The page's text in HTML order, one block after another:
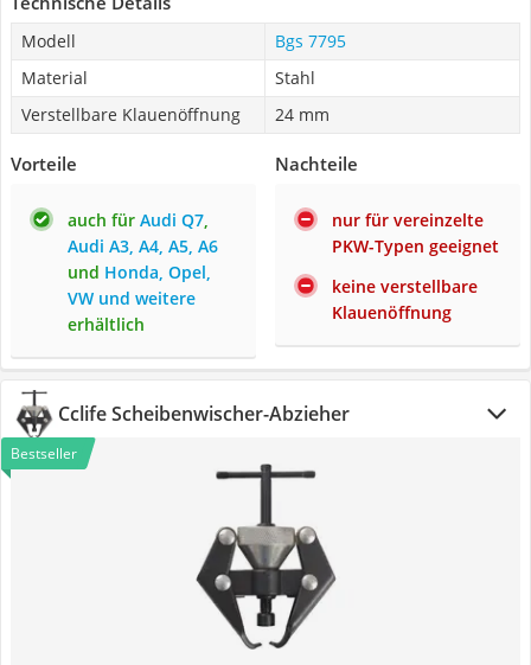
Modell
Bgs 7795
Material
Stahl
Verstellbare Klauenöffnung
24 mm
Vorteile
auch für Audi Q7,
Audi A3, A4, A5, A6
und Honda, Opel,
VW und weitere
erhältlich
Nachteile
nur für vereinzelte
PKW-Typen geeignet
keine verstellbare
Klauenöffnung
Cclife Scheibenwischer-Abzieher
Bestseller